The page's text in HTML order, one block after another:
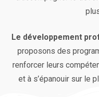
Le développement
proposons des
renforcer leurs
et à s’épanouir sur le